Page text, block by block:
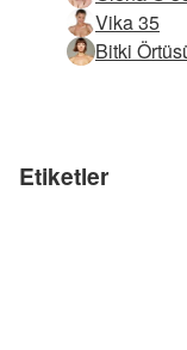
Vika 35
Bitki
Etiketler